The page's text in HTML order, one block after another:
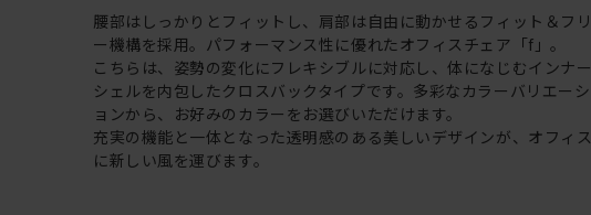
腰部はしっかりとフィットし、肩部は自由に動かせるフィット＆フリ
ー機構を採用。パフォーマンス性に優れたオフィスチェア「f」。
こちらは、姿勢の変化にフレキシブルに対応し、体になじむインナー
シェルを内包したクロスバックタイプです。多彩なカラーバリエーシ
ョンから、お好みのカラーをお選びいただけます。
充実の機能と一体となった透明感のある美しいデザインが、オフィス
に新しい風を運びます。